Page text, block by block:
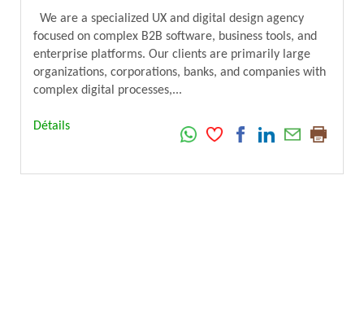
We are a specialized UX and digital design agency
focused on complex B2B software, business tools, and
enterprise platforms. Our clients are primarily large
organizations, corporations, banks, and companies with
complex digital processes,...
Détails